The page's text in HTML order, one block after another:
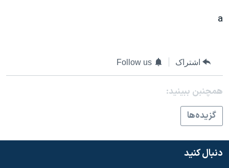
a
اشتراک Follow us
همچنبن ببینید:
گزيده‌ها
دنبال کنید